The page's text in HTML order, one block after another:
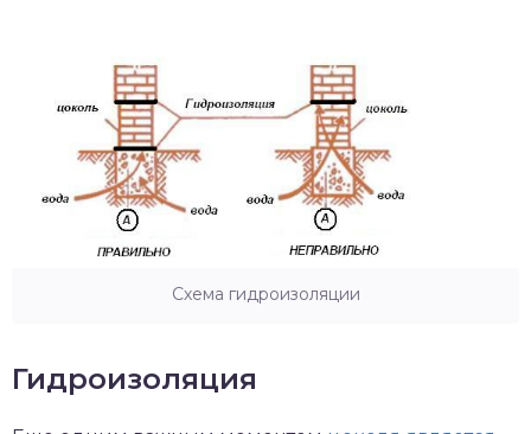
Схема гидроизоляции
Гидроизоляция